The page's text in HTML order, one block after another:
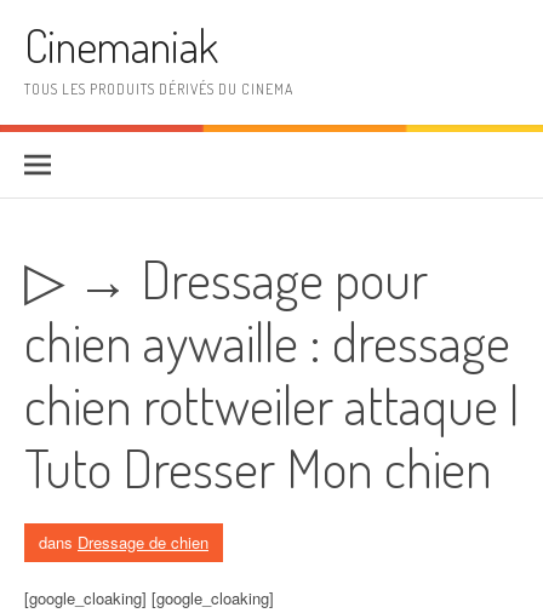
Cinemaniak
TOUS LES PRODUITS DÉRIVÉS DU CINEMA
▷ → Dressage pour
chien aywaille : dressage
chien rottweiler attaque |
Tuto Dresser Mon chien
dans Dressage de chien
[google_cloaking] [google_cloaking]